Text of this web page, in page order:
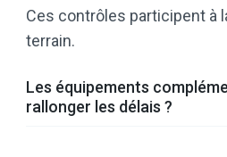
Ces contrôles participent à
terrain.
Les équipements
rallonger les délais ?